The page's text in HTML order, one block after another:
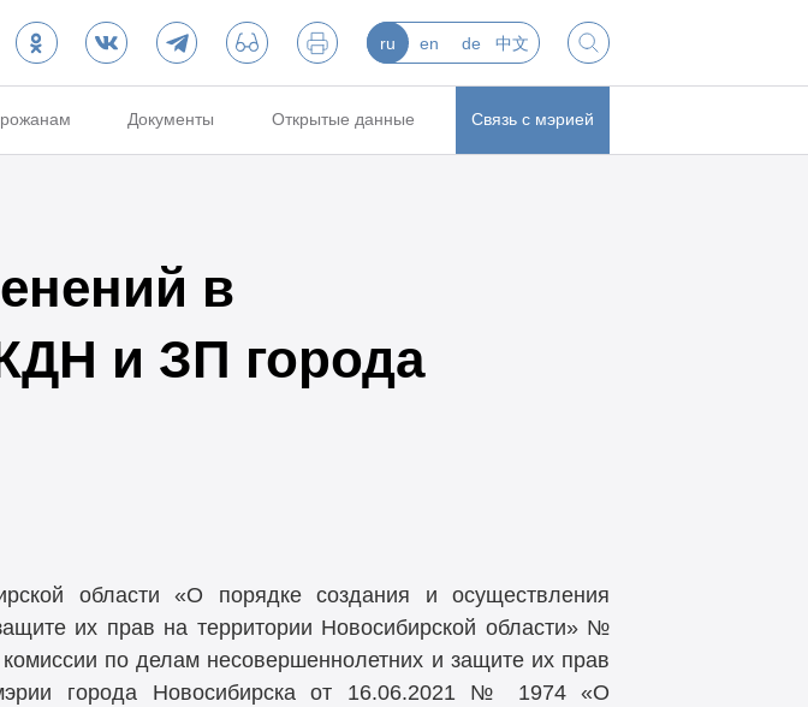
ru en de 中文
Документы Открытые данные Связь с мэрией
в
и ЗП города
области «О порядке создания и осуществления
их прав на территории Новосибирской области» №
по делам несовершеннолетних и защите их прав
мэрии города Новосибирска от 16.06.2021 № 1974 «О